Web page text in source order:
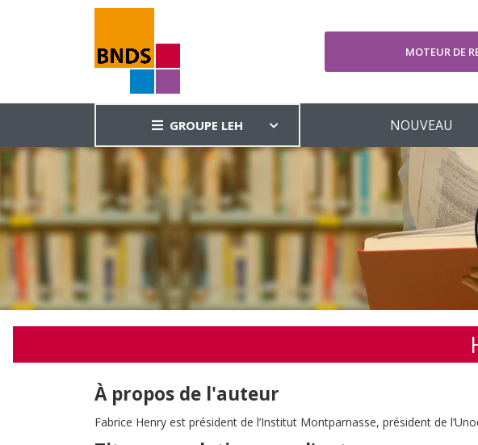
MOTEUR DE
GROUPE LEH NOUVEAU
À propos de l'auteur
Fabrice Henry est président de l’Institut Montparnasse, président de